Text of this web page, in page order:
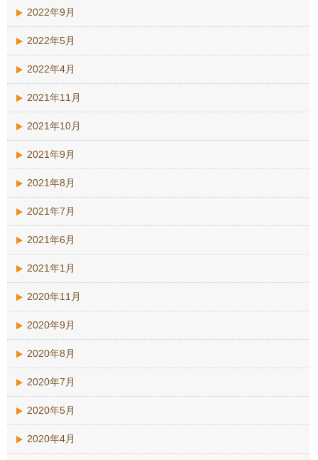
2022年9月
2022年5月
2022年4月
2021年11月
2021年10月
2021年9月
2021年8月
2021年7月
2021年6月
2021年1月
2020年11月
2020年9月
2020年8月
2020年7月
2020年5月
2020年4月